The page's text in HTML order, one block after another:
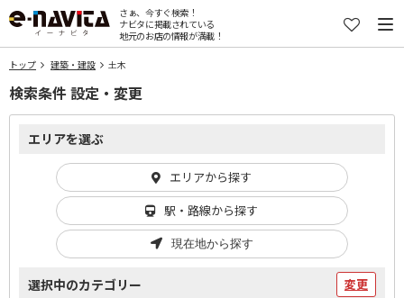
さぁ、今すぐ検索！
ナビタに掲載されている
地元のお店の情報が満載！
トップ 建築・建設 土木
検索条件 設定・変更
エリアを選ぶ
エリアから探す
駅・路線から探す
現在地から探す
選択中のカテゴリー 変更